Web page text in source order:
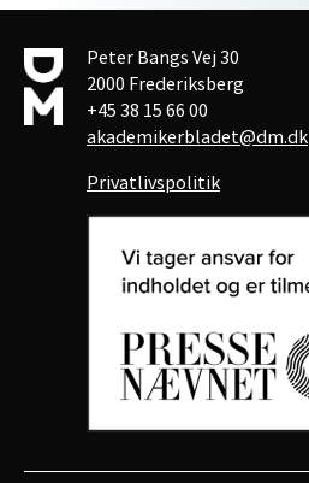
Peter Bangs Vej 30
2000 Frederiksberg
+45 38 15 66 00
akademikerbladet@dm.dk
Privatlivspolitik